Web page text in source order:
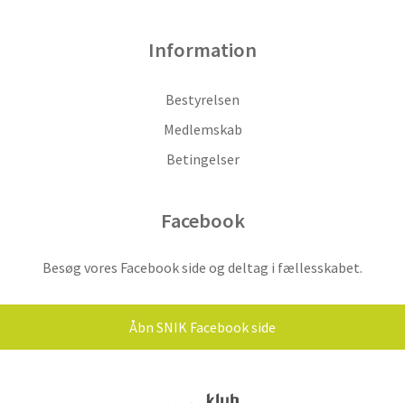
Information
Bestyrelsen
Medlemskab
Betingelser
Facebook
Besøg vores Facebook side og deltag i fællesskabet.
Åbn SNIK Facebook side